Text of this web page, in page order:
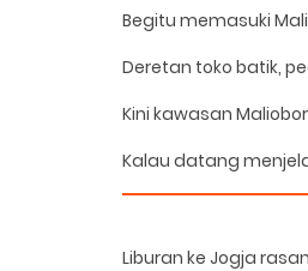
Begitu memasuki
Deretan toko batik,
Kini kawasan
Kalau datang
Liburan ke Jogja